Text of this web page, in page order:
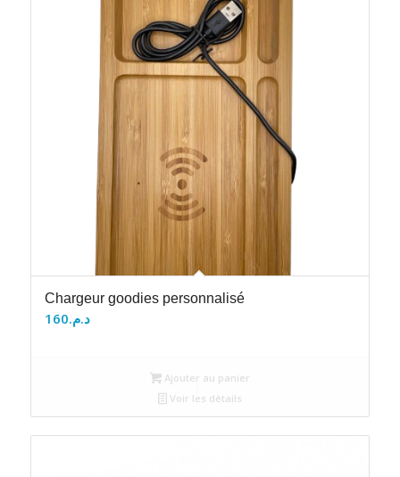
Chargeur goodies personnalisé
د.م.160
Ajouter au panier
Voir les détails